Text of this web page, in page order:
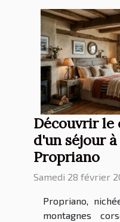
Découvrir le
d'un séjour
Propriano
Samedi 28 février
Propriano,
montagnes